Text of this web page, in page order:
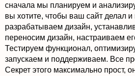
сначала мы планируем и
вы хотите, чтобы ваш сайт делал
разрабатываем дизайн,
переносим дизайн, настраиваем
Тестируем функционал,
запускаем и поддерживаем. Все
Секрет этого максимально прост,